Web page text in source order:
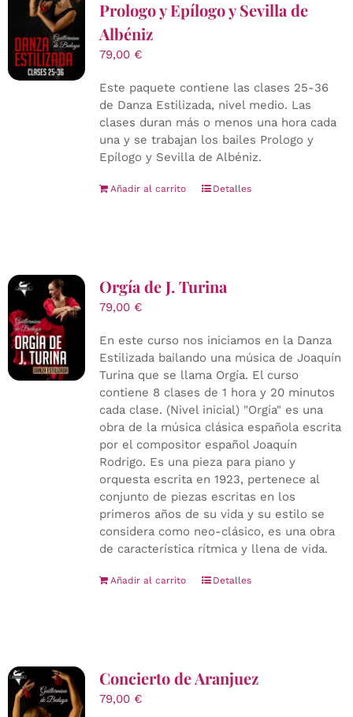
Prologo y Epílogo y Sevilla de
Albéniz
79,00 €
Este paquete contiene las clases 25-36
de Danza Estilizada, nivel medio. Las
clases duran más o menos una hora cada
una y se trabajan los bailes Prologo y
Epílogo y Sevilla de Albéniz.
Añadir al carrito Detalles
Orgía de J. Turina
79,00 €
En este curso nos iniciamos en la Danza
Estilizada bailando una música de Joaquín
Turina que se llama Orgía. El curso
contiene 8 clases de 1 hora y 20 minutos
cada clase. (Nivel inicial) "Orgía" es una
obra de la música clásica española escrita
por el compositor español Joaquín
Rodrigo. Es una pieza para piano y
orquesta escrita en 1923, pertenece al
conjunto de piezas escritas en los
primeros años de su vida y su estilo se
considera como neo-clásico, es una obra
de característica rítmica y llena de vida.
Añadir al carrito Detalles
Concierto de Aranjuez
79,00 €